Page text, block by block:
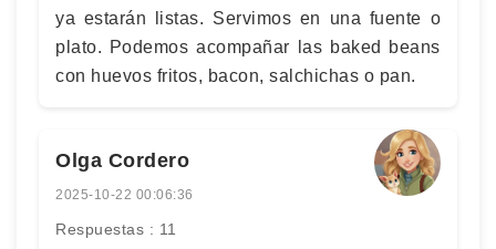
ya estarán listas. Servimos en una fuente o
plato. Podemos acompañar las baked beans
con huevos fritos, bacon, salchichas o pan.
Olga Cordero
2025-10-22 00:06:36
Respuestas : 11